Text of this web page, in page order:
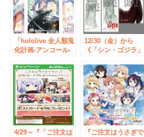
用した「ブロマイ
ド」が特典としても
らえるほか、新作グ
ッズも発売!!
「hololive 全人類兎
化計画-アンコール-
ョップ in アニメイ
ト」が、2023年12月
23日から開催！ フ
ェア特典はキュート
な衣装に身を包んだ
兎田ぺこらさんのブ
ロマイド!!
12/30（金）から
《「シン・ゴジラ」
書泉》開催！
4/29～『「ご注文は
『ご注文はうさぎで